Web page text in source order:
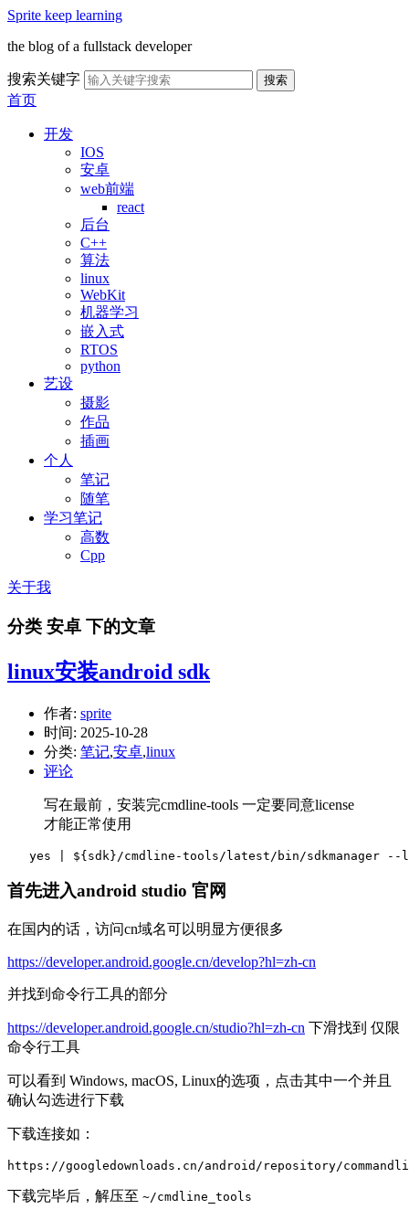
Sprite keep learning
the blog of a fullstack developer
搜索关键字 搜索
首页
开发
IOS
安卓
web前端
react
后台
C++
算法
linux
WebKit
机器学习
嵌入式
RTOS
python
艺设
摄影
作品
插画
个人
笔记
随笔
学习笔记
高数
Cpp
关于我
分类 安卓 下的文章
linux安装android sdk
作者: sprite
时间: 2025-10-28
分类: 笔记,安卓,linux
评论
写在最前，安装完cmdline-tools 一定要同意license
才能正常使用
yes | ${sdk}/cmdline-tools/latest/bin/sdkmanager --
首先进入android studio 官网
在国内的话，访问cn域名可以明显方便很多
https://developer.android.google.cn/develop?hl=zh-cn
并找到命令行工具的部分
https://developer.android.google.cn/studio?hl=zh-cn 下滑找到 仅限
命令行工具
可以看到 Windows, macOS, Linux的选项，点击其中一个并且
确认勾选进行下载
下载连接如：
https://googledownloads.cn/android/repository/
下载完毕后，解压至 ~/cmdline_tools